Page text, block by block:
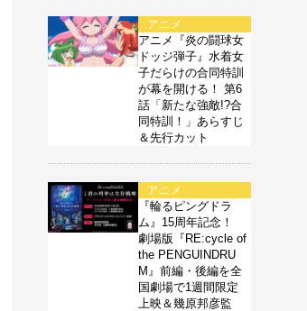
アニメ
アニメ『炎の闘球女
ドッジ弾子』水着女
子だらけの合同特訓
が幕を開ける！ 第6
話「新たな強敵!?合
同特訓！」あらすじ
＆先行カット
アニメ
『輪るピングドラ
ム』15周年記念！
劇場版『RE:cycle of
the PENGUINDRU
M』前編・後編を全
国劇場で1週間限定
上映＆幾原邦彦監